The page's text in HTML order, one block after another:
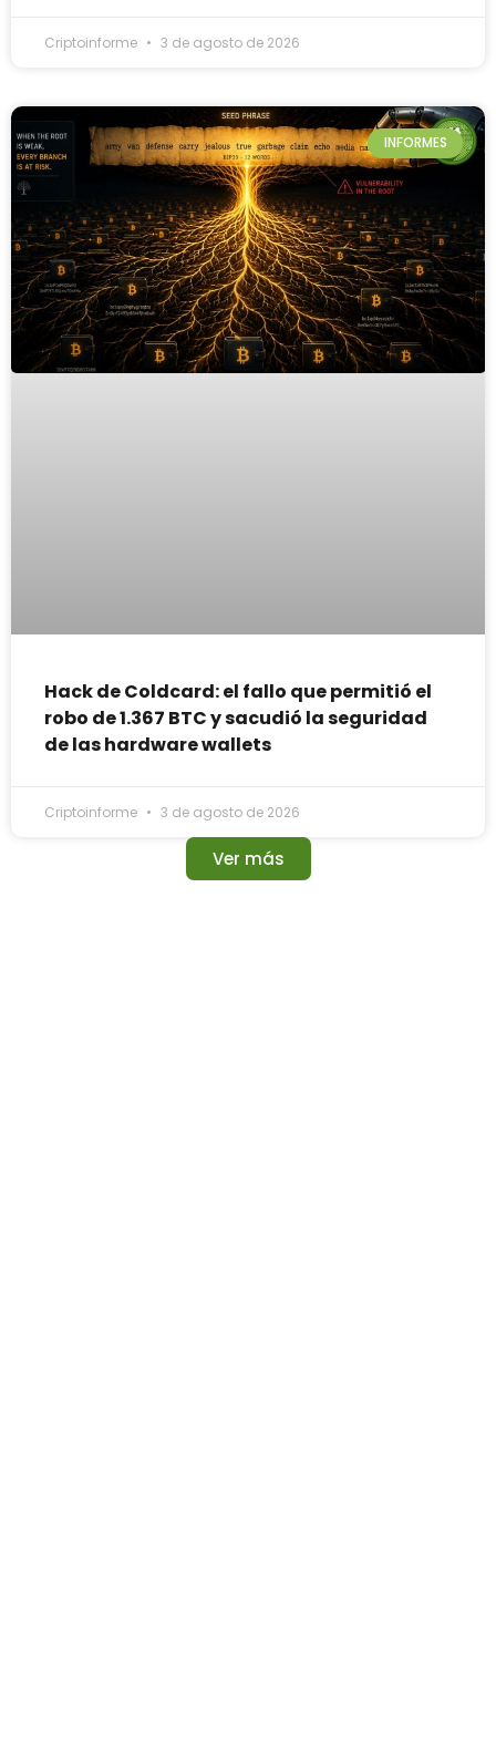
Criptoinforme 3 de agosto de 2026
INFORMES
Hack de Coldcard: el fallo que permitió el
robo de 1.367 BTC y sacudió la seguridad
de las hardware wallets
Criptoinforme 3 de agosto de 2026
Ver más